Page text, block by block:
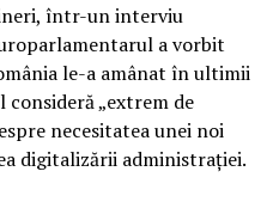
într-un interviu
a vorbit
le-a amânat în ultimii
„extrem de
necesitatea unei noi
digitalizării administrației.